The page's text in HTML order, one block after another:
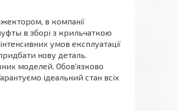
в компанії
в зборі з крильчаткою
умов експлуатації
нову деталь.
моделей. Обов'язково
ідеальний стан всіх